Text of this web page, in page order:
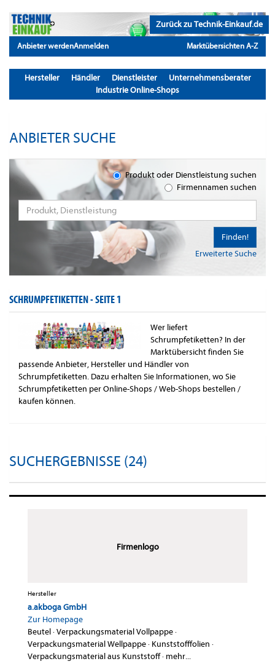
Zurück zu Technik-Einkauf.de
Anbieter werdenAnmelden Marktübersichten A-Z
Hersteller Händler Dienstleister
Unternehmensberater
Industrie Online-Shops
ANBIETER SUCHE
Produkt oder Dienstleistung suchen
Firmennamen suchen
Erweiterte Suche
Finden!
SCHRUMPFETIKETTEN -SEITE 1
Wer liefert
Schrumpfetiketten? In der
Marktübersicht finden Sie
passende Anbieter, Hersteller und Händler von
Schrumpfetiketten. Dazu erhalten Sie Informationen, wo Sie
Schrumpfetiketten per Online-Shops / Web-Shops bestellen /
kaufen können.
SUCHERGEBNISSE (24)
Firmenlogo
Hersteller
a.akboga GmbH
Zur Homepage
Beutel·Verpackungsmaterial Vollpappe·
Verpackungsmaterial Wellpappe· Kunststofffolien ·
Verpackungsmaterial aus Kunststoff· mehr...